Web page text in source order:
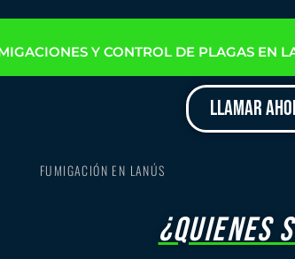
Y CONTROL DE PLAGAS EN
LLAMAR
FUMIGACIÓN EN LANÚS
¿quienes